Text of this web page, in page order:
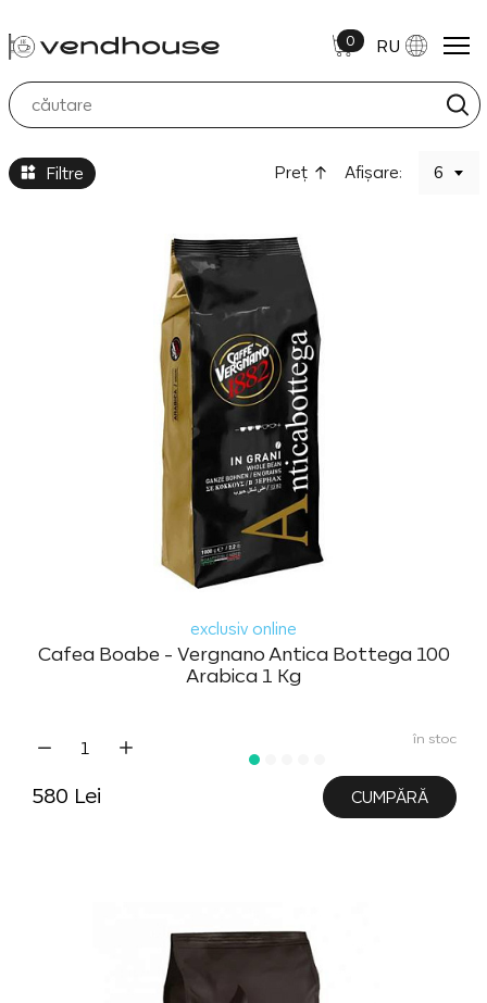
0 RU
Cafea Boabe
Filtre Preţ Afișare: 6
exclusiv online
Cafea Boabe - Vergnano Antica Bottega 100
Arabica 1 Kg
în stoc
580 Lei CUMPĂRĂ